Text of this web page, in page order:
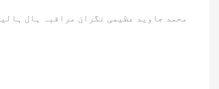
محمد جاوید عظیمی نگران مراقبہ ہال